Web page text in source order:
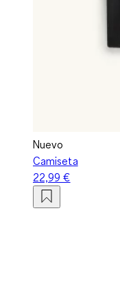
Nuevo
Camiseta
22,99 €